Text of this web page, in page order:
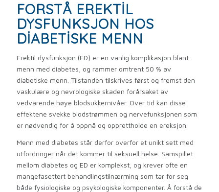
FORSTÅ EREKTIL
DYSFUNKSJON HOS
DIABETISKE MENN
Erektil dysfunksjon (ED) er en vanlig komplikasjon blant
menn med diabetes, og rammer omtrent 50 % av
diabetiske menn. Tilstanden tilskrives først og fremst den
vaskulære og nevrologiske skaden forårsaket av
vedvarende høye blodsukkernivåer. Over tid kan disse
effektene svekke blodstrømmen og nervefunksjonen som
er nødvendig for å oppnå og opprettholde en ereksjon.
Menn med diabetes står derfor overfor et unikt sett med
utfordringer når det kommer til seksuell helse. Samspillet
mellom diabetes og ED er komplekst, og krever ofte en
mangefasettert behandlingstilnærming som tar for seg
både fysiologiske og psykologiske komponenter. Å forstå de